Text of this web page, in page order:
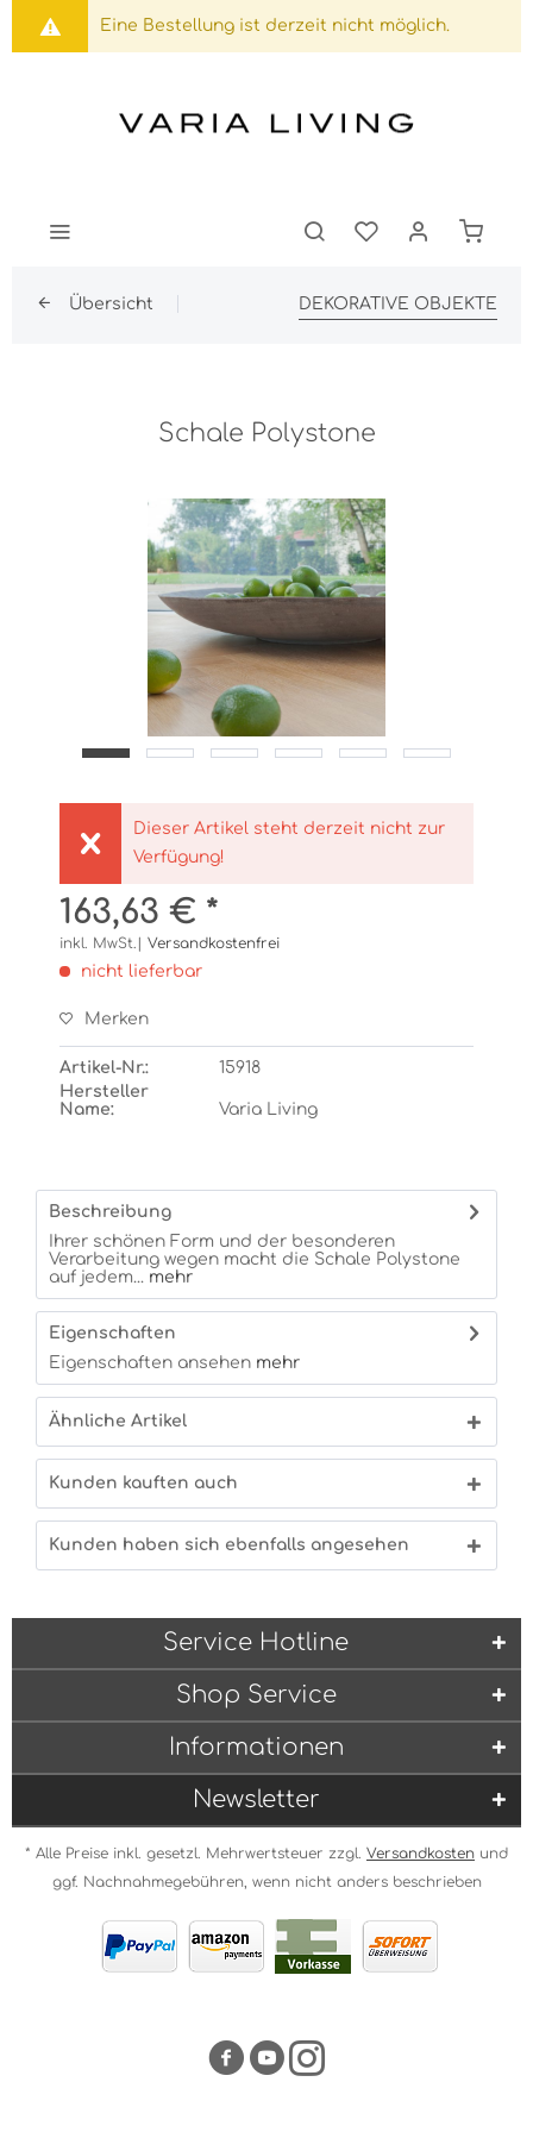
Eine Bestellung ist derzeit nicht möglich.
Übersicht DEKORATIVE OBJEKTE
Schale Polystone
Dieser Artikel steht derzeit nicht zur
Verfügung!
163,63 € *
inkl. MwSt.| Versandkostenfrei
nicht lieferbar
Merken
Artikel-Nr.:
15918
Hersteller
Name:
Varia Living
Beschreibung
Ihrer schönen Form und der besonderen
Verarbeitung wegen macht die Schale Polystone
auf jedem... mehr
Eigenschaften
Eigenschaften ansehen mehr
Ähnliche Artikel
Kunden kauften auch
Kunden haben sich ebenfalls angesehen
Service Hotline
Shop Service
Informationen
Newsletter
* Alle Preise inkl. gesetzl. Mehrwertsteuer zzgl. Versandkosten und
ggf. Nachnahmegebühren, wenn nicht anders beschrieben